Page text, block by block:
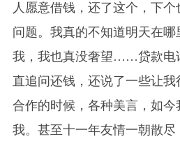
人愿意借钱，还了这个，下
问题。我真的不知道明天在
我，我也真没奢望……贷款电
直追问还钱，还说了一些让
合作的时候，各种美言，如
我。甚至十一年友情一朝散尽